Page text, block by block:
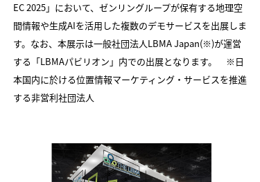
EC 2025」において、ゼンリングループが保有する地理空
間情報や生成AIを活用した複数のデモサービスを出展しま
す。なお、本展示は一般社団法人LBMA Japan(※)が運営
する「LBMAパビリオン」内での出展となります。 ※日
本国内に於ける位置情報マーケティング・サービスを推進
する非営利社団法人